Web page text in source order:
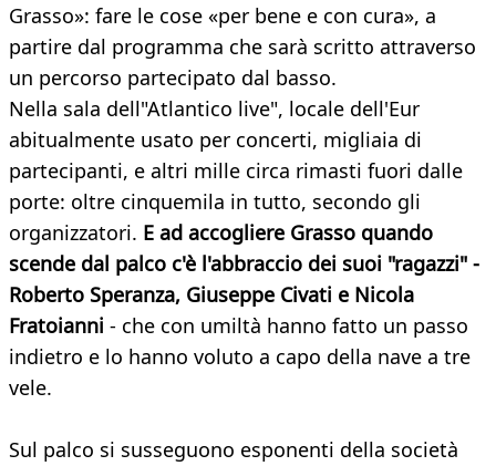
Grasso»: fare le cose «per bene e con cura», a
partire dal programma che sarà scritto attraverso
un percorso partecipato dal basso.
Nella sala dell"Atlantico live", locale dell'Eur
abitualmente usato per concerti, migliaia di
partecipanti, e altri mille circa rimasti fuori dalle
porte: oltre cinquemila in tutto, secondo gli
organizzatori. E ad accogliere Grasso quando
scende dal palco c'è l'abbraccio dei suoi "ragazzi" -
Roberto Speranza, Giuseppe Civati e Nicola
Fratoianni - che con umiltà hanno fatto un passo
indietro e lo hanno voluto a capo della nave a tre
vele.
Sul palco si susseguono esponenti della società